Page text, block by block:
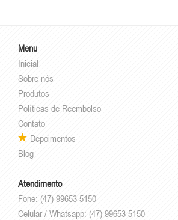
Menu
Inicial
Sobre nós
Produtos
Políticas de Reembolso
Contato
Depoimentos
Blog
Atendimento
Fone: (47) 99653-5150
Celular / Whatsapp: (47) 99653-5150